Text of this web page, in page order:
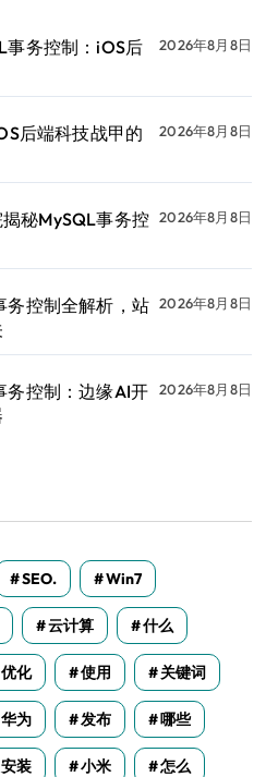
事务控制：iOS后
2026年8月8日
后端科技战甲的
2026年8月8日
秘MySQL事务控 2026年8月8日
务控制全解析，站 2026年8月8日
务控制：边缘AI开
2026年8月8日
SEO. Win7
云计算 什么
优化 使用 关键词
华为 发布 哪些
安装 小米 怎么